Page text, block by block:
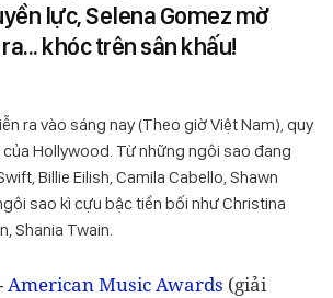
lực, Selena Gomez mờ
khóc trên sân khấu!
ra vào sáng nay (Theo giờ Việt Nam), quy
Hollywood. Từ những ngôi sao đang
Billie Eilish, Camila Cabello, Shawn
sao kì cựu bậc tiền bối như Christina
Shania Twain.
American Music Awards (giải